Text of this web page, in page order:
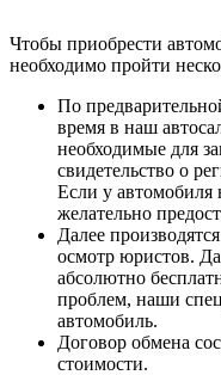
Чтобы приобрести
необходимо пройти
По
время в наш
необходимые для
свидетельство о
Если у автомобиля
желательно
Далее
осмотр юристов.
абсолютно
проблем, наши
автомобиль.
Договор обмена
стоимости.